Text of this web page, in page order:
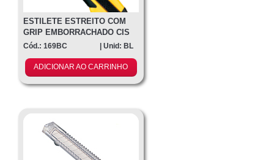
ESTILETE ESTREITO COM
GRIP EMBORRACHADO CIS
C/1
Cód.: 169BC | Unid: BL
ADICIONAR AO CARRINHO